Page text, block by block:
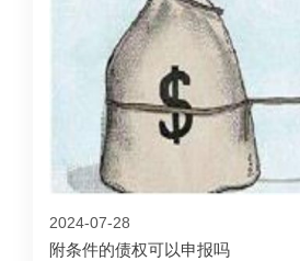
2024-07-28
附条件的债权可以申报吗